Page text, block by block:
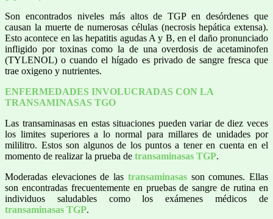
Son encontrados niveles más altos de TGP en desórdenes que
causan la muerte de numerosas células (necrosis hepática extensa).
Esto acontece en las hepatitis agudas A y B, en el daño pronunciado
infligido por toxinas como la de una overdosis de acetaminofen
(TYLENOL) o cuando el hígado es privado de sangre fresca que
trae oxigeno y nutrientes.
ENFERMEDADES INVOLUCRADAS CON LA
TRANSAMINASAS TGO
Las transaminasas en estas situaciones pueden variar de diez veces
los limites superiores a lo normal para millares de unidades por
mililitro. Estos son algunos de los puntos a tener en cuenta en el
momento de realizar la prueba de transaminasas TGP.
Moderadas elevaciones de las transaminasasson comunes. Ellas
son encontradas frecuentemente en pruebas de sangre de rutina en
individuos saludables como los exámenes médicos de
transaminasas TGP.